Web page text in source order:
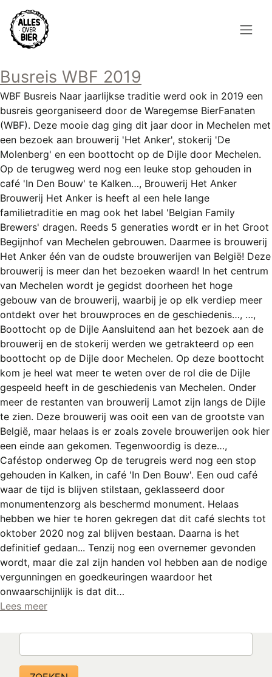
Overslaan
en
naar
gaan
Topmenu
INLOGGEN
REGISTREREN
ADVERTEREN
MELDPUNT
PERS/PUBLICATIES
FACEBOOK
LINKS
Hoofdnavigatie
HOME
BROUWEN
BLOG
AANBOD
AGENDA
CONTACT
Busreis WBF 2019
WBF Busreis Naar jaarlijkse traditie werd ook in 2019 een
busreis georganiseerd door de Waregemse BierFanaten
(WBF). Deze mooie dag ging dit jaar door in Mechelen met
een bezoek aan brouwerij 'Het Anker', stokerij 'De
Molenberg' en een boottocht op de Dijle door Mechelen.
Op de terugweg werd nog een leuke stop gehouden in
café 'In Den Bouw' te Kalken…, Brouwerij Het Anker
Brouwerij Het Anker is heeft al een hele lange
familietraditie en mag ook het label 'Belgian Family
Brewers' dragen. Reeds 5 generaties wordt er in het Groot
Begijnhof van Mechelen gebrouwen. Daarmee is brouwerij
Het Anker één van de oudste brouwerijen van België! Deze
brouwerij is meer dan het bezoeken waard! In het centrum
van Mechelen wordt je gegidst doorheen het hoge
gebouw van de brouwerij, waarbij je op elk verdiep meer
ontdekt over het brouwproces en de geschiedenis…, …,
Boottocht op de Dijle Aansluitend aan het bezoek aan de
brouwerij en de stokerij werden we getrakteerd op een
boottocht op de Dijle door Mechelen. Op deze boottocht
kom je heel wat meer te weten over de rol die de Dijle
gespeeld heeft in de geschiedenis van Mechelen. Onder
meer de restanten van brouwerij Lamot zijn langs de Dijle
te zien. Deze brouwerij was ooit een van de grootste van
België, maar helaas is er zoals zovele brouwerijen ook hier
een einde aan gekomen. Tegenwoordig is deze…,
Caféstop onderweg Op de terugreis werd nog een stop
gehouden in Kalken, in café 'In Den Bouw'. Een oud café
waar de tijd is blijven stilstaan, geklasseerd door
monumentenzorg als beschermd monument. Helaas
hebben we hier te horen gekregen dat dit café slechts tot
oktober 2020 nog zal blijven bestaan. Daarna is het
definitief gedaan... Tenzij nog een overnemer gevonden
wordt, maar die zal zijn handen vol hebben aan de nodige
vergunningen en goedkeuringen waardoor het
onwaarschijnlijk is dat dit…
Lees meer